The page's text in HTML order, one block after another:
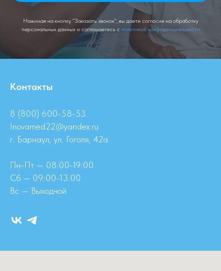
Нажимая на кнопку "Заказать звонок", вы даете согласие на обработку
персональных данных и соглашаетесь c политикой конфиденциальности
Контакты
8 (800) 600-58-53
Inovamed22@yandex.ru
г. Барнаул, ул. Гоголя, 42а
Пн-Пт — 08:00-19:00
Сб — 09:00-13:00
Вс — Выходной